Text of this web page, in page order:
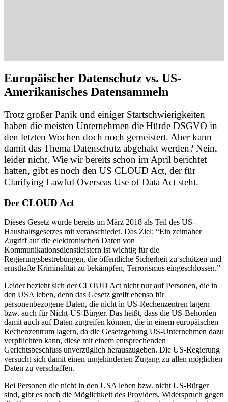
Europäischer Datenschutz vs. US-
Amerikanisches Datensammeln
Trotz großer Panik und einiger Startschwierigkeiten
haben die meisten Unternehmen die Hürde DSGVO in
den letzten Wochen doch noch gemeistert. Aber kann
damit das Thema Datenschutz abgehakt werden? Nein,
leider nicht. Wie wir bereits schon im April berichtet
hatten, gibt es noch den US CLOUD Act, der für
Clarifying Lawful Overseas Use of Data Act steht.
Der CLOUD Act
Dieses Gesetz wurde bereits im März 2018 als Teil des US-
Haushaltsgesetzes mit verabschiedet. Das Ziel: “Ein zeitnaher
Zugriff auf die elektronischen Daten von
Kommunikationsdienstleistern ist wichtig für die
Regierungsbestrebungen, die öffentliche Sicherheit zu schützen und
ernsthafte Kriminalität zu bekämpfen, Terrorismus eingeschlossen.”
Leider bezieht sich der CLOUD Act nicht nur auf Personen, die in
den USA leben, denn das Gesetz greift ebenso für
personenbezogene Daten, die nicht in US-Rechenzentren lagern
bzw. auch für Nicht-US-Bürger. Das heißt, dass die US-Behörden
damit auch auf Daten zugreifen können, die in einem europäischen
Rechenzentrum lagern, da die Gesetzgebung US-Unternehmen dazu
verpflichten kann, diese mit einem entsprechenden
Gerichtsbeschluss unverzüglich herauszugeben. Die US-Regierung
versucht sich damit einen ungehinderten Zugang zu allen möglichen
Daten zu verschaffen.
Bei Personen die nicht in den USA leben bzw. nicht US-Bürger
sind, gibt es noch die Möglichkeit des Providers, Widerspruch gegen